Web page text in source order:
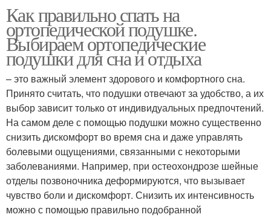
Как правильно спать на
ортопедической подушке.
Выбираем ортопедические
подушки для сна и отдыха
– это важный элемент здорового и комфортного сна.
Принято считать, что подушки отвечают за удобство, а их
выбор зависит только от индивидуальных предпочтений.
На самом деле с помощью подушки можно существенно
снизить дискомфорт во время сна и даже управлять
болевыми ощущениями, связанными с некоторыми
заболеваниями. Например, при остеохондрозе шейные
отделы позвоночника деформируются, что вызывает
чувство боли и дискомфорт. Снизить их интенсивность
можно с помощью правильно подобранной